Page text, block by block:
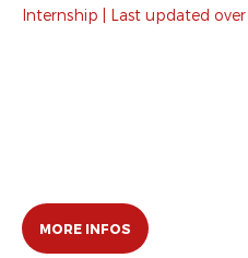
Internship | Last updated over
MORE INFOS